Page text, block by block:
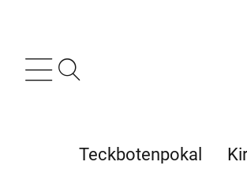
Teckbotenpokal